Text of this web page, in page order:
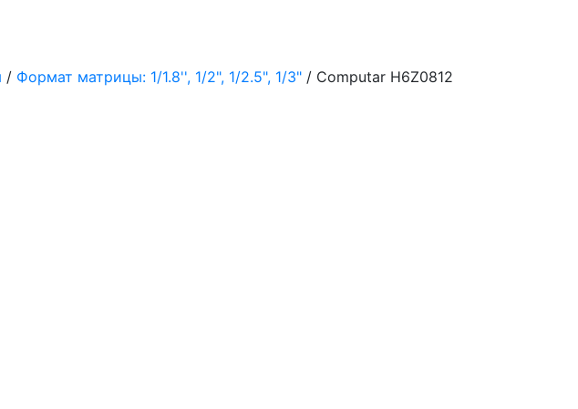
/ Формат матрицы: 1/1.8'', 1/2", 1/2.5", 1/3" / Computar H6Z0812